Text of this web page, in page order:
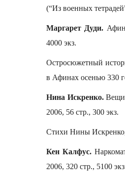
(“Из военных
Маргарет Дуди.
4000 экз.
Остросюжетный
в Афинах осенью 330
Нина Искренко.
2006, 56 стр., 300 экз.
Стихи Нины
Кен Калфус.
2006, 320 стр., 5100